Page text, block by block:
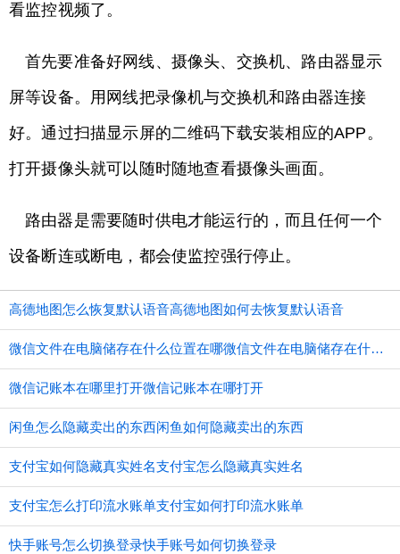
看监控视频了。
首先要准备好网线、摄像头、交换机、路由器显示
屏等设备。用网线把录像机与交换机和路由器连接
好。通过扫描显示屏的二维码下载安装相应的APP。
打开摄像头就可以随时随地查看摄像头画面。
路由器是需要随时供电才能运行的，而且任何一个
设备断连或断电，都会使监控强行停止。
高德地图怎么恢复默认语音高德地图如何去恢复默认语音
微信文件在电脑储存在什么位置在哪微信文件在电脑储存在什么位置
微信记账本在哪里打开微信记账本在哪打开
闲鱼怎么隐藏卖出的东西闲鱼如何隐藏卖出的东西
支付宝如何隐藏真实姓名支付宝怎么隐藏真实姓名
支付宝怎么打印流水账单支付宝如何打印流水账单
快手账号怎么切换登录快手账号如何切换登录